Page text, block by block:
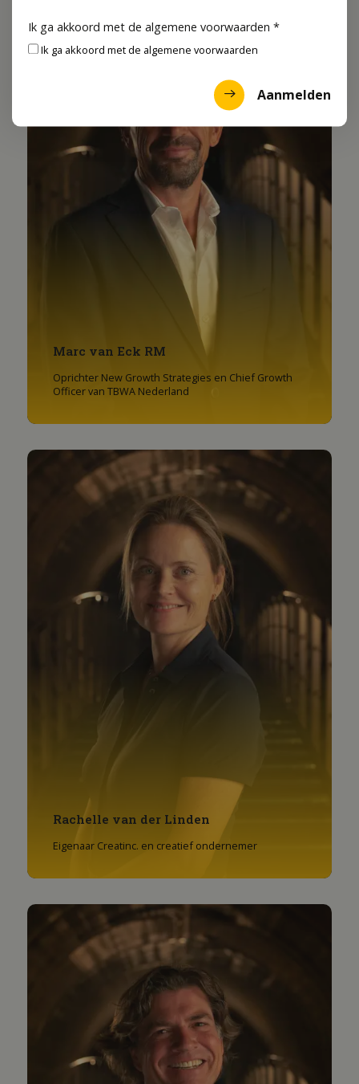
Marc van Eck RM
Oprichter New Growth Strategies en Chief Growth
Officer van TBWA Nederland
Rachelle van der Linden
Eigenaar Creatinc. en creatief ondernemer
Ik ga akkoord met de algemene voorwaarden *
Ik ga akkoord met de algemene voorwaarden
Aanmelden